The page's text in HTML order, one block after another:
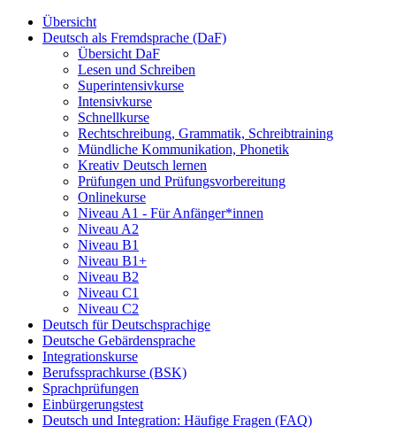
Übersicht
Deutsch als Fremdsprache (DaF)
Übersicht DaF
Lesen und Schreiben
Superintensivkurse
Intensivkurse
Schnellkurse
Rechtschreibung, Grammatik, Schreibtraining
Mündliche Kommunikation, Phonetik
Kreativ Deutsch lernen
Prüfungen und Prüfungsvorbereitung
Onlinekurse
Niveau A1 - Für Anfänger*innen
Niveau A2
Niveau B1
Niveau B1+
Niveau B2
Niveau C1
Niveau C2
Deutsch für Deutschsprachige
Deutsche Gebärdensprache
Integrationskurse
Berufssprachkurse (BSK)
Sprachprüfungen
Einbürgerungstest
Deutsch und Integration: Häufige Fragen (FAQ)